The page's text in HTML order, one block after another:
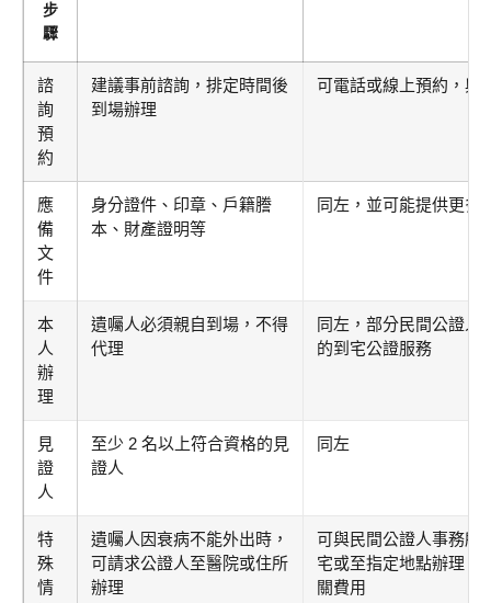
步
驟
諮
詢
預
約
建議事前諮詢，排定時間後
到場辦理
可電話或線上預約，與
應
備
文
件
身分證件、印章、戶籍謄
本、財產證明等
同左，並可能提供更多
本
人
辦
理
遺囑人必須親自到場，不得
代理
同左，部分民間公證人
的到宅公證服務
見
證
人
至少 2 名以上符合資格的見
證人
同左
特
殊
情
遺囑人因衰病不能外出時，
可請求公證人至醫院或住所
辦理
可與民間公證人事務所
宅或至指定地點辦理，
關費用